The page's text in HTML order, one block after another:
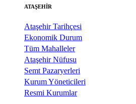
ATAŞEHİR
Ataşehir Tarihçesi
Ekonomik Durum
Tüm Mahalleler
Ataşehir Nüfusu
Semt Pazaryerleri
Kurum Yöneticileri
Resmi Kurumlar